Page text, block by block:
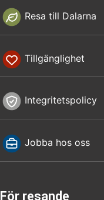
Resa till Dalarna
Tillgänglighet
Integritetspolicy
Jobba hos oss
För resande